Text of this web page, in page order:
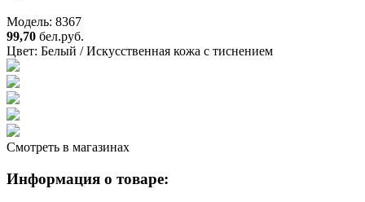
Модель: 8367
99,70 бел.руб.
Цвет: Белый / Искусственная кожа с тиснением
Смотреть в магазинах
Информация о товаре: